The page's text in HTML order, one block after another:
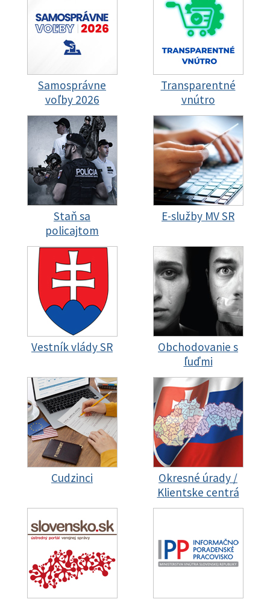
Samosprávne
voľby 2026
Transparentné
vnútro
Staň sa
policajtom
E-služby MV SR
Vestník vlády SR
Obchodovanie s
ľuďmi
Cudzinci
Okresné úrady /
Klientske centrá